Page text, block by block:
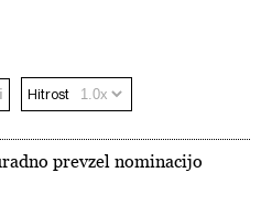
Hitrost
prevzel nominacijo